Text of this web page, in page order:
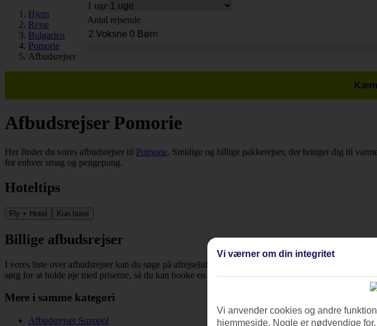
1 uge
Antal rejsende
Hjem
Rejse
Bulgarien
Pomorie
Afbudsrejser
Afbudsrejser Pomorie
Her finder du vores afbudsrejser til Pomorie. Smidige og billige pakkerejser, der bringer dig til
for enhver smag og pengepung.
Hoteltips
Fly + Hotel Kun hotel
Billige afbudsrejser
I vores liste over afbudsrejser kan du søge på afrejselufthavn, dato, rejsemål og rejselængde for at
sørg for at holde øje med priserne, så du kan booke en billig rejse til Pomorie.
Mere i samme kategori
Afbudsrejser Sozopol
Vi værner om din integritet
Vi anvender cookies og andre
hjemmeside. Nogle er nødvendige